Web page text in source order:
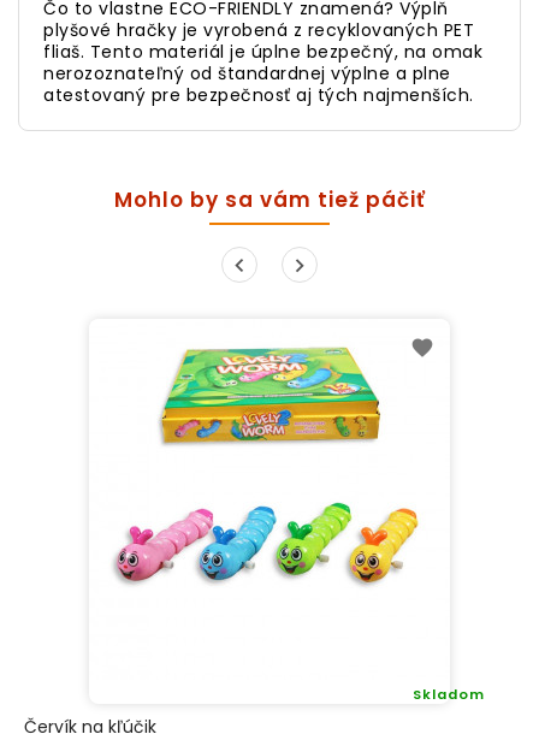
Čo to vlastne ECO-FRIENDLY znamená? Výplň
plyšové hračky je vyrobená z recyklovaných PET
fliaš. Tento materiál je úplne bezpečný, na omak
nerozoznateľný od štandardnej výplne a plne
atestovaný pre bezpečnosť aj tých najmenších.
Mohlo by sa vám tiež páčiť
Červík na kľúčik
Skladom